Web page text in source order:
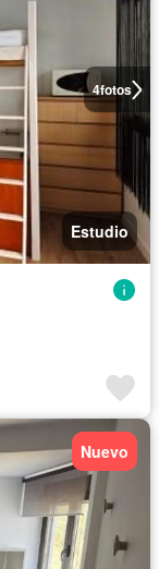
4fotos
Estudio
Nuevo